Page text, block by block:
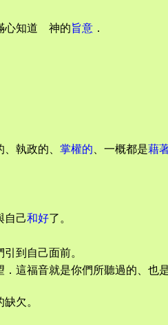
心知道 神的旨意 ．
執政的、 掌權的 、一概都是藉
自己和好了。
引到自己面前。
這福音就是你們所聽過的、也
缺欠。